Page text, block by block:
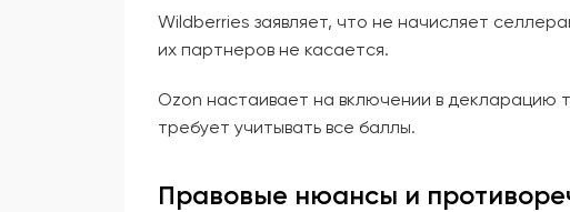
Wildberries заявляет, что не начисляет
их партнеров не касается.
Ozon настаивает на включении в декларацию
требует учитывать все баллы.
Правовые нюансы и